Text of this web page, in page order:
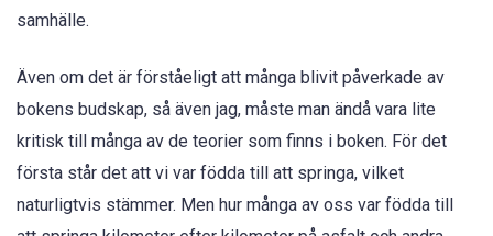
samhälle.
Även om det är förståeligt att många blivit påverkade av
bokens budskap, så även jag, måste man ändå vara lite
kritisk till många av de teorier som finns i boken. För det
första står det att vi var födda till att springa, vilket
naturligtvis stämmer. Men hur många av oss var födda till